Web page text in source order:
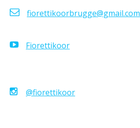
fiorettikoorbrugge@gmail.com
Fiorettikoor
@fiorettikoor